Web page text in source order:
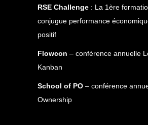
RSE Challenge : La 1ère
conjugue performance
positif
Flowcon – conférence annuelle
Kanban
School of PO – conférence
Ownership